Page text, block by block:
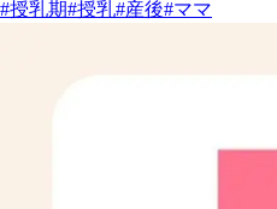
#授乳期#授乳#産後#ママ